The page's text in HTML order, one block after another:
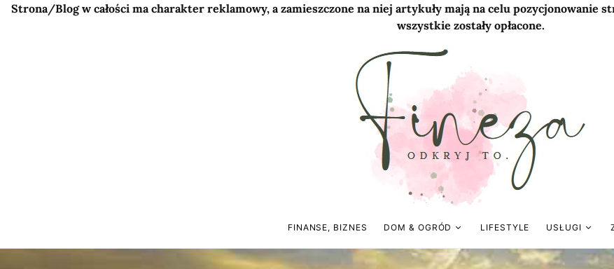
Strona/Blog w całości ma charakter reklamowy, a zamieszczone na niej artykuły mają na celu pozycjonowanie
wszystkie zostały opłacone.
FINANSE, BIZNES DOM & OGRÓD LIFESTYLE USŁUGI